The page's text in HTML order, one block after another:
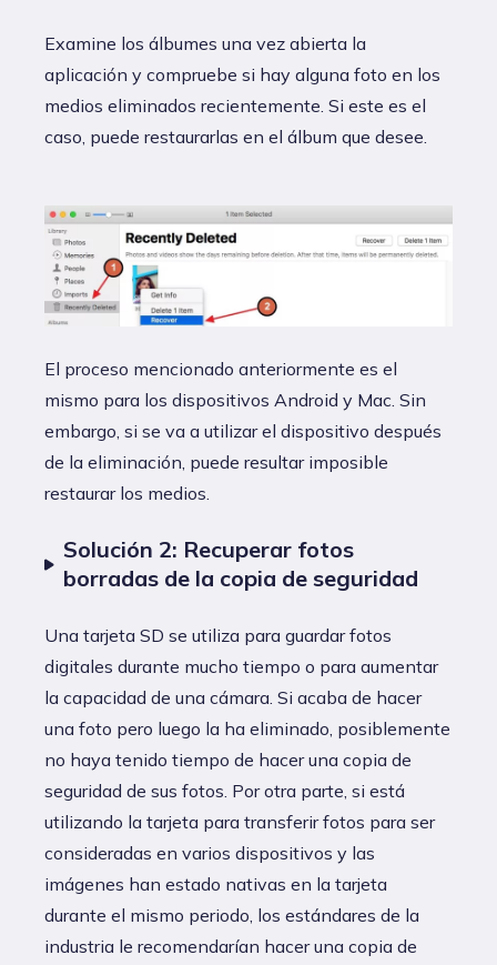
Examine los álbumes una vez abierta la
aplicación y compruebe si hay alguna foto en los
medios eliminados recientemente. Si este es el
caso, puede restaurarlas en el álbum que desee.
El proceso mencionado anteriormente es el
mismo para los dispositivos Android y Mac. Sin
embargo, si se va a utilizar el dispositivo después
de la eliminación, puede resultar imposible
restaurar los medios.
Solución 2: Recuperar fotos
borradas de la copia de seguridad
Una tarjeta SD se utiliza para guardar fotos
digitales durante mucho tiempo o para aumentar
la capacidad de una cámara. Si acaba de hacer
una foto pero luego la ha eliminado, posiblemente
no haya tenido tiempo de hacer una copia de
seguridad de sus fotos. Por otra parte, si está
utilizando la tarjeta para transferir fotos para ser
consideradas en varios dispositivos y las
imágenes han estado nativas en la tarjeta
durante el mismo periodo, los estándares de la
industria le recomendarían hacer una copia de